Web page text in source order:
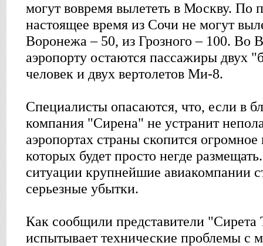
могут вовремя вылететь в Москву. По
настоящее время из Сочи не могут
Воронежа – 50, из Грозного – 100. Во
аэропорту остаются пассажиры двух
человек и двух вертолетов Ми-8.
Специалисты опасаются, что, если в
компания "Сирена" не устранит
аэропортах страны скопится
которых будет просто негде
ситуации крупнейшие авиакомпании
серьезные убытки.
Как сообщили представители "Сирета
испытывает технические проблемы с